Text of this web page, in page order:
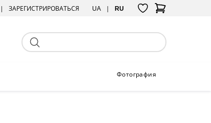
ЗАРЕГИСТРИРОВАТЬСЯ UA RU
Фотография